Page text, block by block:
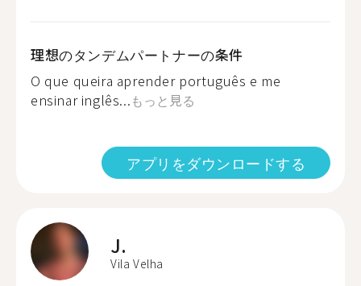
理想のタンデムパートナーの条件
O que queira aprender português e me
ensinar inglês...もっと見る
アプリをダウンロードする
J.
Vila Velha